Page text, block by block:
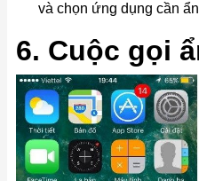
và chọn ứng dụng cần
6. Cuộc gọi